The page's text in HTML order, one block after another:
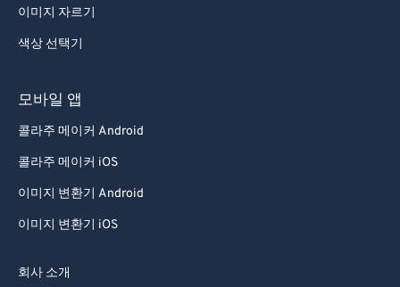
이미지 자르기
색상 선택기
모바일 앱
콜라주 메이커 Android
콜라주 메이커 iOS
이미지 변환기 Android
이미지 변환기 iOS
회사 소개